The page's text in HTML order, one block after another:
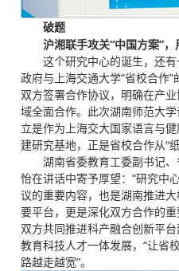
破题
沪湘联手攻关“中国方案”
这个研究中心的诞生，还
政府与上海交通大学“省校合作”
双方签署合作协议，明确在产
域全面合作。此次湖南师范大
立是作为上海交大国家语言与
建研究基地，正是省校合作从“
湖南省委教育工委副书记
怡在讲话中寄予厚望：“研究中
议的重要内容，也是湖南推进
要平台，更是深化双方合作的
双方共同推进科产融合创新平
教育科技人才一体发展，“让省
路越走越宽”。